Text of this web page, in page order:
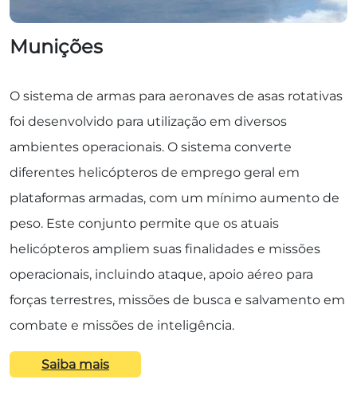
Munições
O sistema de armas para aeronaves de asas rotativas
foi desenvolvido para utilização em diversos
ambientes operacionais. O sistema converte
diferentes helicópteros de emprego geral em
plataformas armadas, com um mínimo aumento de
peso. Este conjunto permite que os atuais
helicópteros ampliem suas finalidades e missões
operacionais, incluindo ataque, apoio aéreo para
forças terrestres, missões de busca e salvamento em
combate e missões de inteligência.
Saiba mais